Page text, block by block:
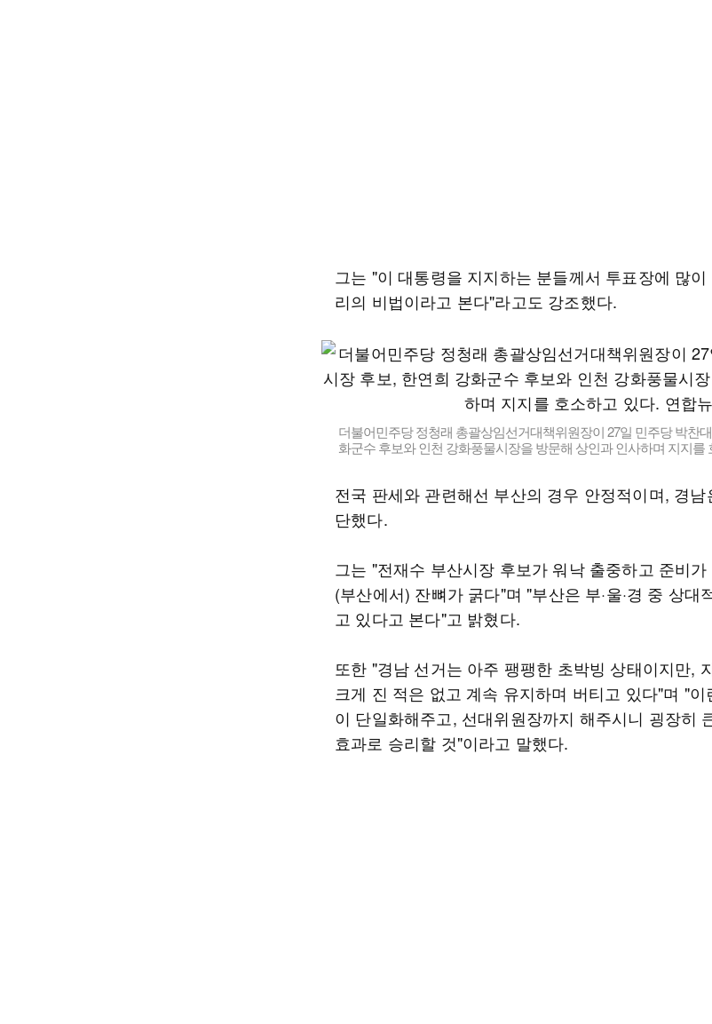
그는 "이 대통령을 지지하는 분들께서 투표장에 많
리의 비법이라고 본다"라고도 강조했다.
더불어민주당 정청래 총괄상임선거대책위원장이 27일 민주당 박찬
화군수 후보와 인천 강화풍물시장을 방문해 상인과 인사하며 지지를
전국 판세와 관련해선 부산의 경우 안정적이며, 경남
단했다.
그는 "전재수 부산시장 후보가 워낙 출중하고 준비
(부산에서) 잔뼈가 굵다"며 "부산은 부·울·경 중 상대
고 있다고 본다"고 밝혔다.
또한 "경남 선거는 아주 팽팽한 초박빙 상태이지만,
크게 진 적은 없고 계속 유지하며 버티고 있다"며 "
이 단일화해주고, 선대위원장까지 해주시니 굉장히
효과로 승리할 것"이라고 말했다.